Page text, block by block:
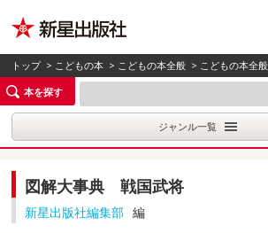
トップ > こどもの本 > こどもの本全般 > こどもの本全般
本を探す
ジャンル一覧
図解大事典 戦国武将
新星出版社編集部 編